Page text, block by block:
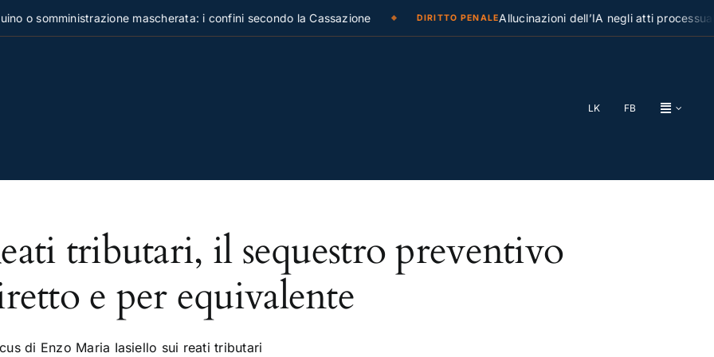
o somministrazione mascherata: i confini secondo la Cassazione DIRITTO PENALEAllucinazioni dell’IA negli atti
LK FB
tributari, il sequestro preventivo
e per equivalente
di Enzo Maria Iasiello sui reati tributari